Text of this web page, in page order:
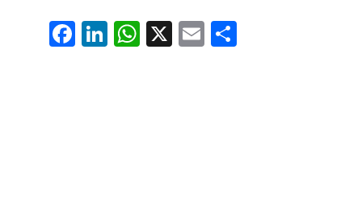
Fa
ce
Li
nk
W
ha
X E
m
Pa
rt